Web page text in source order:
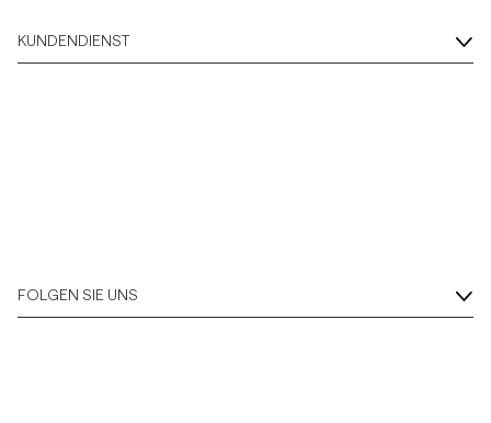
KUNDENDIENST
FOLGEN SIE UNS